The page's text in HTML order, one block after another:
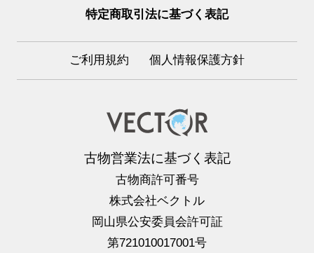
特定商取引法に基づく表記
ご利用規約 個人情報保護方針
古物営業法に基づく表記
古物商許可番号
株式会社ベクトル
岡山県公安委員会許可証
第721010017001号